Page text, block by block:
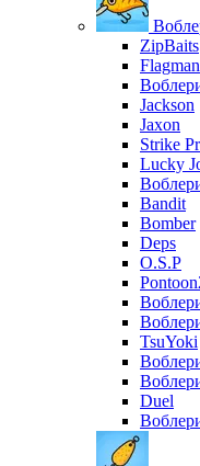
ZipBaits
Flagman
Jackson
Jaxon
Strike
Lucky
Bandit
Bomber
Deps
O.S.P
TsuYoki
Duel